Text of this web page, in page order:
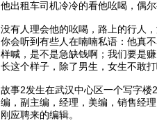
他出租车司机冷冷的看他吆喝，偶
没有人理会他的吆喝，路上的行人
你会听到有些人在喃喃私语：他真
样喊，是不是急缺钱啊；我们要是
长这个样子，除了男生，女生不敢
故事2发生在武汉中心区一个写字
编，副主编，经理，美编，销售经
刚应聘来的编辑。